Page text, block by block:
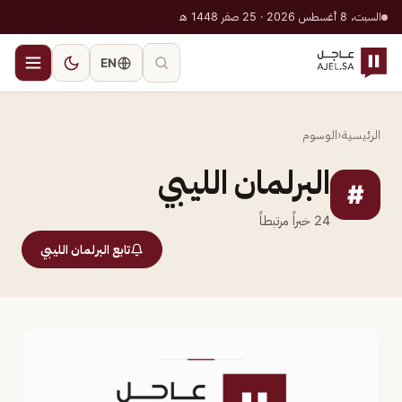
السبت، 8 أغسطس 2026 · 25 صفر 1448 هـ
EN
الرئيسية‹الوسوم
# البرلمان الليبي
24 خبراً مرتبطاً
تابع البرلمان الليبي